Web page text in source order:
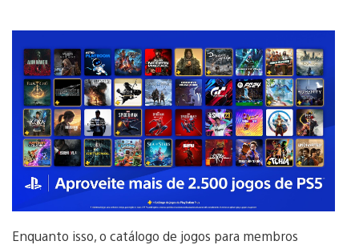
Enquanto isso, o catálogo de jogos para membros